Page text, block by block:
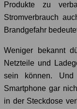
Produkte zu
Stromverbrauch
Brandgefahr
Weniger bekannt
Netzteile und
sein können.
Smartphone gar
in der Steckdose